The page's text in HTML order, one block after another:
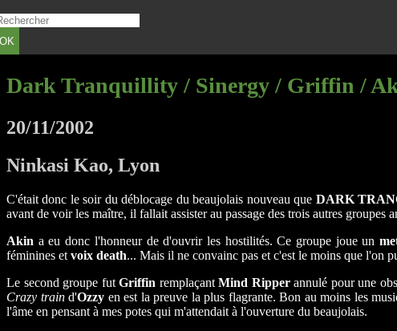
OK
Dark Tranquillity / Sinergy / Griffin /
20/11/2002
Ninkasi Kao, Lyon
C'était donc le soir du déblocage du beaujolais nouveau que DARK
avant de voir les maître, il fallait assister au passage des trois autres groupes
Akin a eu donc l'honneur de d'ouvrir les hostilités. Ce groupe joue un
féminines et voix death... Mais il ne convainc pas et c'est le moins que l'on
Le second groupe futGriffin remplaçantMind Ripperannulé pour une
Crazy traind'Ozzy en est la preuve la plus flagrante. Bon au moins les
l'âme en pensant à mes potes qui m'attendait à l'ouverture du beaujolais.